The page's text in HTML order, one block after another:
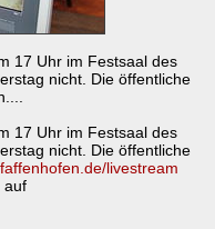
17 Uhr im Festsaal des
nicht. Die öffentliche
17 Uhr im Festsaal des
nicht. Die öffentliche
livestream
auf